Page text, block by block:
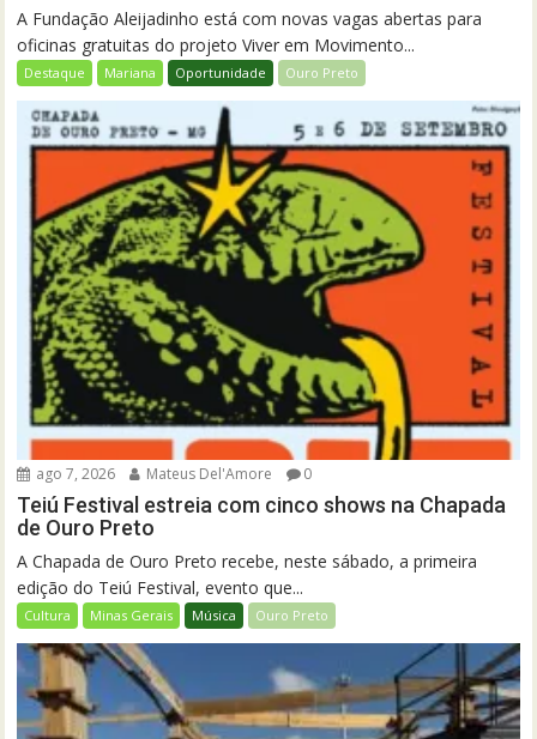
A Fundação Aleijadinho está com novas vagas abertas para
oficinas gratuitas do projeto Viver em Movimento...
Destaque Mariana Oportunidade Ouro Preto
ago 7, 2026 Mateus Del'Amore 0
Teiú Festival estreia com cinco shows na Chapada
de Ouro Preto
A Chapada de Ouro Preto recebe, neste sábado, a primeira
edição do Teiú Festival, evento que...
Cultura Minas Gerais Música Ouro Preto